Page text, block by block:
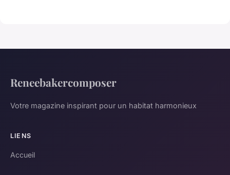
Reneebakercomposer
Votre magazine inspirant pour un habitat harmonieux
LIENS
Accueil